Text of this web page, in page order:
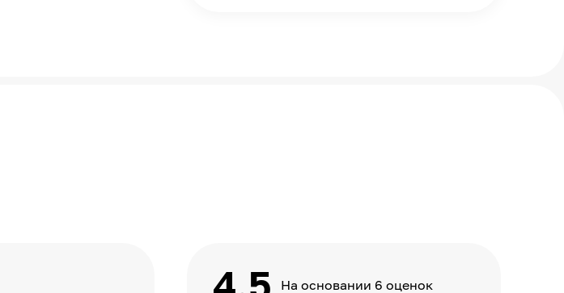
На основании 6 оценок